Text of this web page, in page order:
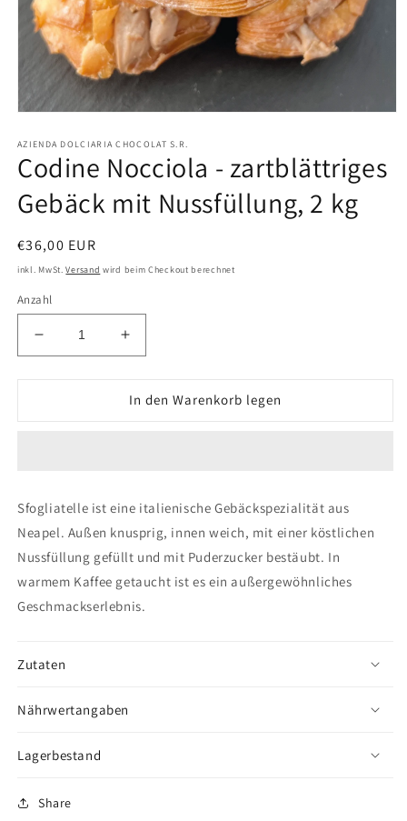
in
Modal
öffnen
AZIENDA DOLCIARIA CHOCOLAT S.R.
Codine Nocciola - zartblättriges
Gebäck mit Nussfüllung, 2 kg
Normaler
Preis
€36,00 EUR
inkl. MwSt.Versand wird beim Checkout berechnet
Anzahl
Verringere
die
Menge
Codine
mit
Nussfüllung,
2
Erhöhe
die
Menge
für
Codine
mit
Nussfüllung,
2
In den Warenkorb legen
Sfogliatelle ist eine italienische Gebäckspezialität aus
Neapel. Außen knusprig, innen weich, mit einer köstlichen
Nussfüllung gefüllt und mit Puderzucker bestäubt. In
warmem Kaffee getaucht ist es ein außergewöhnliches
Geschmackserlebnis.
Zutaten
Nährwertangaben
Lagerbestand
Share